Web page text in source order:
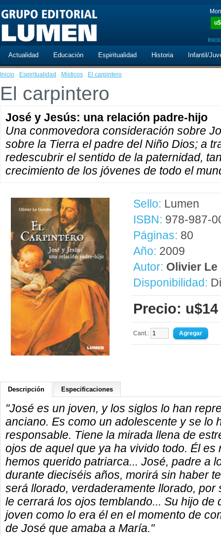
u$
Actualidad Educación Espiritualidad Historia Infantil/
Inicio · Espiritualidad · Místicos · El carpintero
El carpintero
José y Jesús: una relación padre-hijo
Una conmovedora consideración sobre
sobre la Tierra el padre del Niño Dios; a
redescubrir el sentido de la paternidad,
crecimiento de los jóvenes de todo el
Sello: Lumen
ISBN: 978-987-
Páginas: 80
Año: 2009
Autor: Olivier Le
Disponibilidad:
Precio: u$14
Cant.:
Descripción Especificaciones
"José es un joven, y los siglos lo han
anciano. Es como un adolescente y se lo
responsable. Tiene la mirada llena de
ojos de aquel que ya ha vivido todo. Él
hemos querido patriarca... José, padre a
durante dieciséis años, morirá sin haber
será llorado, verdaderamente llorado, por
le cerrará los ojos temblando... Su hijo de
joven como lo era él en el momento de
de José que amaba a María."